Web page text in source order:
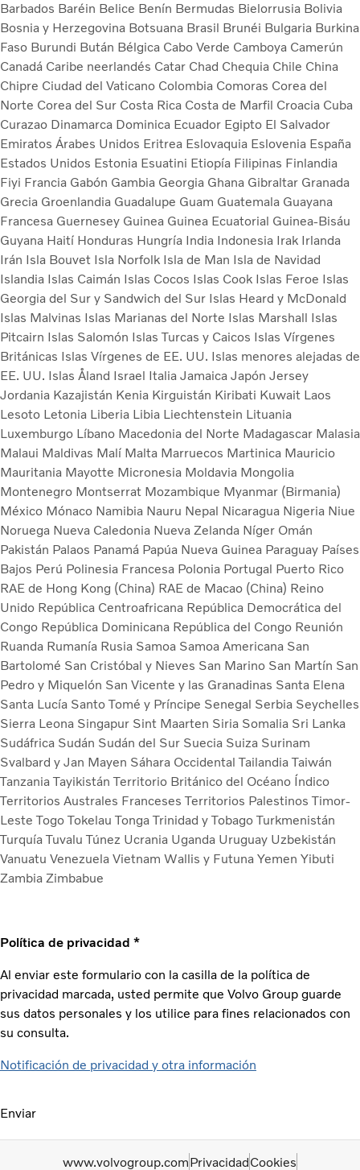
Barbados Baréin Belice Benín Bermudas Bielorrusia Bolivia
Bosnia y Herzegovina Botsuana Brasil Brunéi Bulgaria Burkina
Faso Burundi Bután Bélgica Cabo Verde Camboya Camerún
Canadá Caribe neerlandés Catar Chad Chequia Chile China
Chipre Ciudad del Vaticano Colombia Comoras Corea del
Norte Corea del Sur Costa Rica Costa de Marfil Croacia Cuba
Curazao Dinamarca Dominica Ecuador Egipto El Salvador
Emiratos Árabes Unidos Eritrea Eslovaquia Eslovenia España
Estados Unidos Estonia Esuatini Etiopía Filipinas Finlandia
Fiyi Francia Gabón Gambia Georgia Ghana Gibraltar Granada
Grecia Groenlandia Guadalupe Guam Guatemala Guayana
Francesa Guernesey Guinea Guinea Ecuatorial Guinea-Bisáu
Guyana Haití Honduras Hungría India Indonesia Irak Irlanda
Irán Isla Bouvet Isla Norfolk Isla de Man Isla de Navidad
Islandia Islas Caimán Islas Cocos Islas Cook Islas Feroe Islas
Georgia del Sur y Sandwich del Sur Islas Heard y McDonald
Islas Malvinas Islas Marianas del Norte Islas Marshall Islas
Pitcairn Islas Salomón Islas Turcas y Caicos Islas Vírgenes
Británicas Islas Vírgenes de EE. UU. Islas menores alejadas de
EE. UU. Islas Åland Israel Italia Jamaica Japón Jersey
Jordania Kazajistán Kenia Kirguistán Kiribati Kuwait Laos
Lesoto Letonia Liberia Libia Liechtenstein Lituania
Luxemburgo Líbano Macedonia del Norte Madagascar Malasia
Malaui Maldivas Malí Malta Marruecos Martinica Mauricio
Mauritania Mayotte Micronesia Moldavia Mongolia
Montenegro Montserrat Mozambique Myanmar (Birmania)
México Mónaco Namibia Nauru Nepal Nicaragua Nigeria Niue
Noruega Nueva Caledonia Nueva Zelanda Níger Omán
Pakistán Palaos Panamá Papúa Nueva Guinea Paraguay Países
Bajos Perú Polinesia Francesa Polonia Portugal Puerto Rico
RAE de Hong Kong (China) RAE de Macao (China) Reino
Unido República Centroafricana República Democrática del
Congo República Dominicana República del Congo Reunión
Ruanda Rumanía Rusia Samoa Samoa Americana San
Bartolomé San Cristóbal y Nieves San Marino San Martín San
Pedro y Miquelón San Vicente y las Granadinas Santa Elena
Santa Lucía Santo Tomé y Príncipe Senegal Serbia Seychelles
Sierra Leona Singapur Sint Maarten Siria Somalia Sri Lanka
Sudáfrica Sudán Sudán del Sur Suecia Suiza Surinam
Svalbard y Jan Mayen Sáhara Occidental Tailandia Taiwán
Tanzania Tayikistán Territorio Británico del Océano Índico
Territorios Australes Franceses Territorios Palestinos Timor-
Leste Togo Tokelau Tonga Trinidad y Tobago Turkmenistán
Turquía Tuvalu Túnez Ucrania Uganda Uruguay Uzbekistán
Vanuatu Venezuela Vietnam Wallis y Futuna Yemen Yibuti
Zambia Zimbabue
Política de privacidad *
Al enviar este formulario con la casilla de la política de
privacidad marcada, usted permite que Volvo Group guarde
sus datos personales y los utilice para fines relacionados con
su consulta.
Notificación de privacidad y otra información
Enviar
www.volvogroup.comPrivacidadCookies